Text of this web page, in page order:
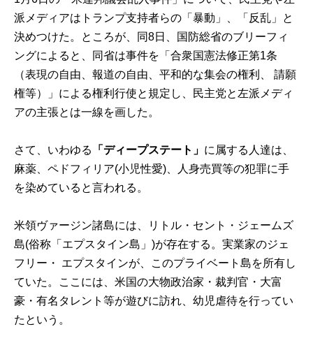
派メディアはトランプ支持者らの「暴動」、「反乱」と
決めつけた。ところが、同8日、国防総省のブリーフィ
ングによると、同省は事件を「合衆国憲法修正第1条
（表現の自由、報道の自由、平和的な集会の権利、 請願
権等）」による権利行使と規定し、民主党と左派メディ
アの主張とは一線を画した。
さて、いわゆる 「ディープステート」 に属する人達は、
麻薬、ペドフィリア(小児性愛)、人身売買等の犯罪に手
を染めていると言われる。
米領ヴァージン諸島には、リトル・セント・ジェームズ
島(俗称「エプスタイン島」)が存在する。実業家のジェ
フリー・ エプスタインが、このプライベート島を所有し
ていた。ここには、米国の大物政治家・裁判官・大富
豪・有名タレント等が遊びに訪れ、幼児虐待を行ってい
たという。